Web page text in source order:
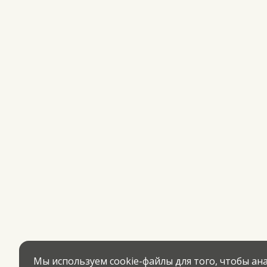
Мы используем cookie-файлы для того, чтобы